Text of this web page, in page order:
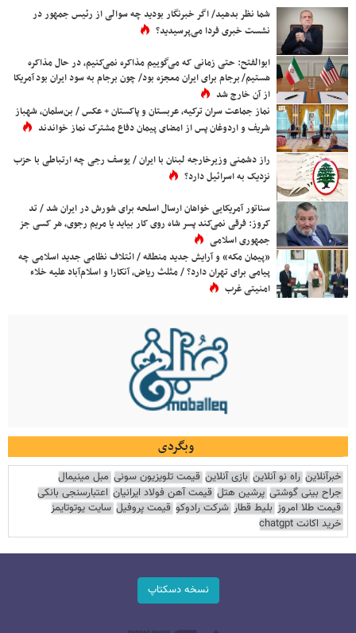
شما نظر بدهید/ اگر خبرنگار بودید چه سوالی از رئیس جمهور در
نشست خبری فردا می‌پرسیدید؟
ابوالفتح: حتی زمانی که می‌گوییم مذاکره نمی‌کنیم، در حال مذاکره
هستیم/ برجام برای ایران معجزه بود/ چون برجام به سود ایران بود آمریکا
از آن خارج شد
نماز جماعت سران ترکیه، عربستان و پاکستان + عکس / بن‌سلمان، شهباز
شریف و اردوغان پس از امضای پیمان دفاع مشترک نماز خواندند
راز دشمنی وزیرخارجه لبنان با ایران / یوسف رجی چه ارتباطی با حزب
نزدیک به اسرائیل دارد؟
سناتور آمریکایی خواهان ارسال اسلحه برای شورش در ایران شد / تد
کروز: فرقی نمی‌کند پسر شاه روی کار بیاید یا مریم رجوی، هر کسی جز
جمهوری اسلامی
«پیمان مکه» و آرایش جدید منطقه / ائتلاف نظامی جدید اسلامی چه
پیامی برای تهران دارد؟ / مثلث ریاض، آنکارا و اسلام‌آباد علیه خلاء
امنیتی غرب
وبگردی
خبرآنلاین راه نو آنلاین بازی آنلاین قیمت تلویزیون سونی مبل مینیمال
جراح بینی گوشتی پرشین هتل قیمت آهن فولاد ایرانیان اعتبارسنجی بانکی
قیمت طلا امروز بلیط قطار شرکت رادوکو قیمت پروفیل سایت یوتوتایمز
خرید اکانت chatgpt
نسخه دسکتاپ